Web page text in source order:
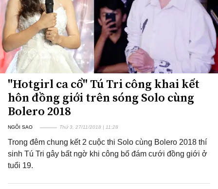
"Hotgirl ca cổ" Tú Tri công khai kết
hôn đồng giới trên sóng Solo cùng
Bolero 2018
NGÔI SAO Thứ 3, 27/11/2018 | 11:28
Trong đêm chung kết 2 cuộc thi Solo cùng Bolero 2018 thí
sinh Tú Tri gây bất ngờ khi công bố đám cưới đồng giới ở
tuổi 19.